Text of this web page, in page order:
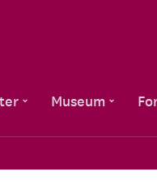
Museum